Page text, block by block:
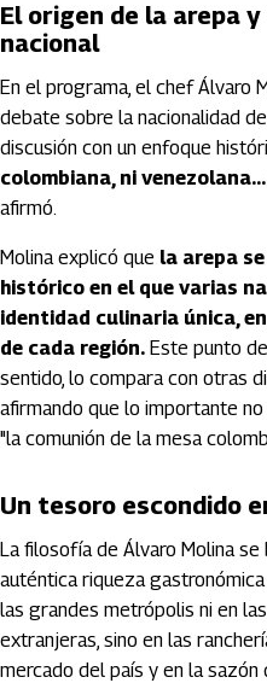
El origen de la arepa
nacional
En el programa, el chef Álvaro
debate sobre la nacionalidad
discusión con un enfoque
colombiana, ni
afirmó.
Molina explicó que la arepa
histórico en el que varias
identidad culinaria única,
de cada región. Este punto
sentido, lo compara con otras
afirmando que lo importante
"la comunión de la mesa
Un tesoro escondido
La filosofía de Álvaro Molina
auténtica riqueza
las grandes metrópolis ni en
extranjeras, sino en las
mercado del país y en la